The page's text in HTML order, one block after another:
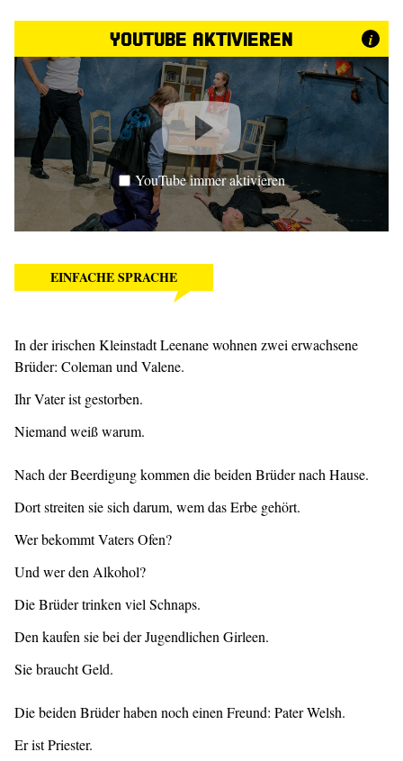
YouTube aktivieren i
YouTube immer aktivieren
EINFACHE SPRACHE
In der irischen Kleinstadt Leenane wohnen zwei erwachsene
Brüder: Coleman und Valene.
Ihr Vater ist gestorben.
Niemand weiß warum.
Nach der Beerdigung kommen die beiden Brüder nach Hause.
Dort streiten sie sich darum, wem das Erbe gehört.
Wer bekommt Vaters Ofen?
Und wer den Alkohol?
Die Brüder trinken viel Schnaps.
Den kaufen sie bei der Jugendlichen Girleen.
Sie braucht Geld.
Die beiden Brüder haben noch einen Freund: Pater Welsh.
Er ist Priester.